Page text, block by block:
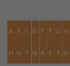
A B C D E F G H
N O P Q R S T U